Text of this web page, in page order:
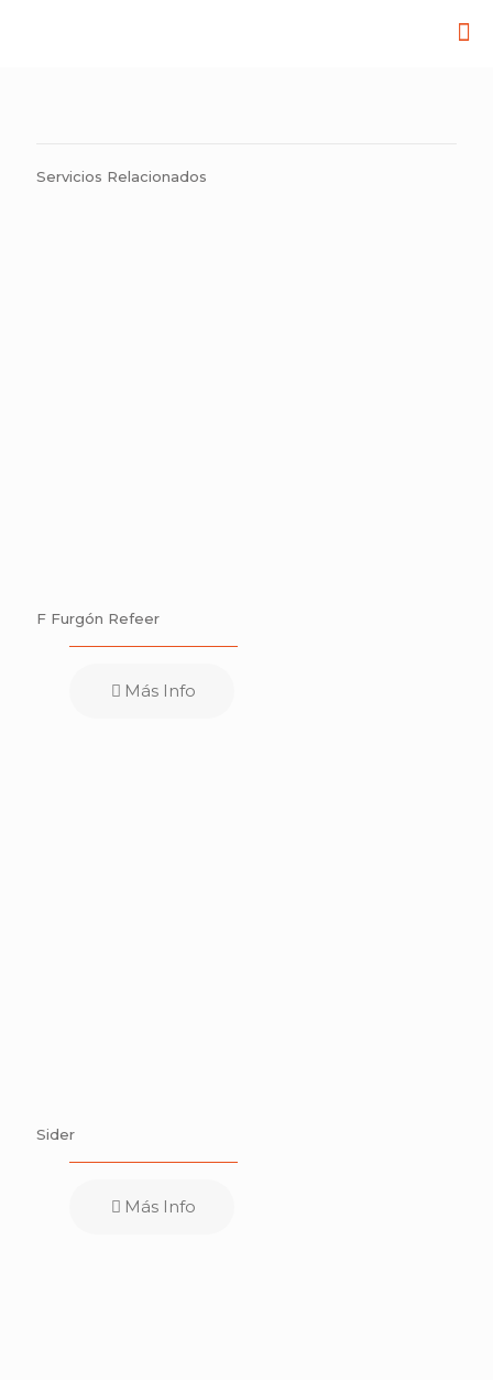
Servicios Relacionados
F Furgón Refeer
Más Info
Sider
Más Info